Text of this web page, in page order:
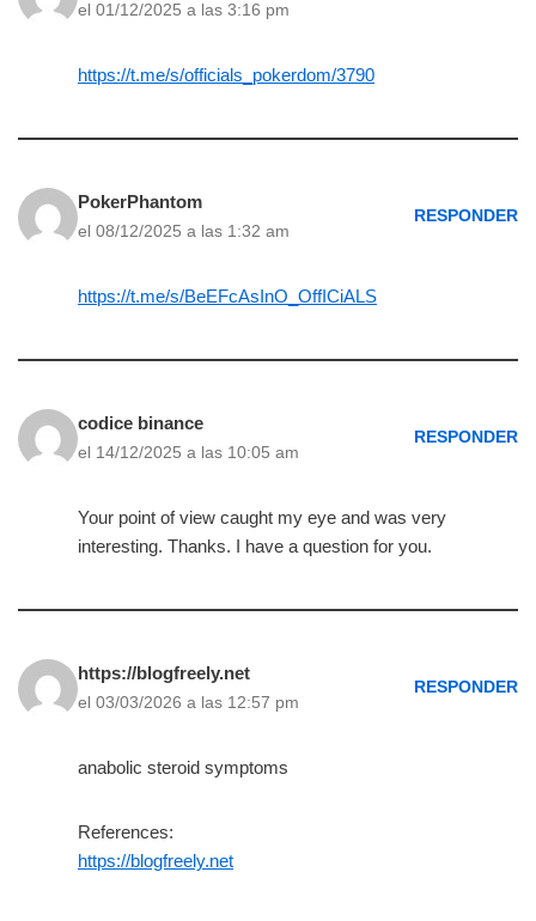
el 01/12/2025 a las 3:16 pm
https://t.me/s/officials_pokerdom/3790
PokerPhantom
el 08/12/2025 a las 1:32 am
RESPONDER
https://t.me/s/BeEFcAsInO_OffICiALS
codice binance
el 14/12/2025 a las 10:05 am
RESPONDER
Your point of view caught my eye and was very
interesting. Thanks. I have a question for you.
https://blogfreely.net
el 03/03/2026 a las 12:57 pm
RESPONDER
anabolic steroid symptoms
References:
https://blogfreely.net